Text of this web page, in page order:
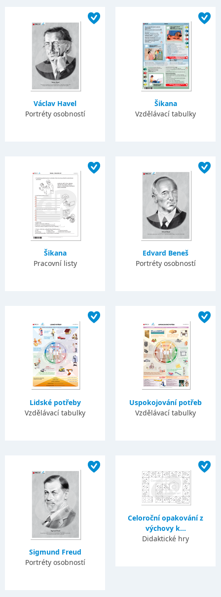
Václav Havel
Portréty osobností
Šikana
Vzdělávací tabulky
Šikana
Pracovní listy
Edvard Beneš
Portréty osobností
Lidské potřeby
Vzdělávací tabulky
Uspokojování potřeb
Vzdělávací tabulky
Sigmund Freud
Portréty osobností
Celoroční opakování z
výchovy k...
Didaktické hry